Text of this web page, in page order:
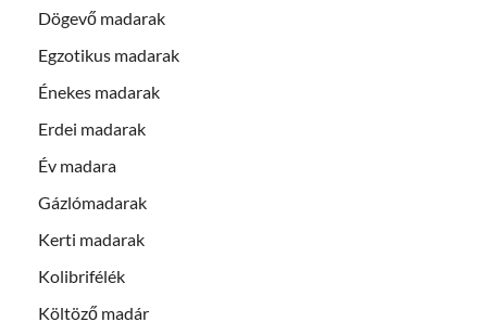
Dögevő madarak
Egzotikus madarak
Énekes madarak
Erdei madarak
Év madara
Gázlómadarak
Kerti madarak
Kolibrifélék
Költöző madár